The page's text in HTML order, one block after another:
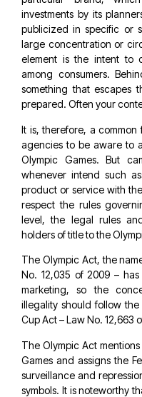
investments by its
publicized in specific or
large concentration or
element is the intent to
among consumers.
something that escapes
prepared. Often your
It is, therefore, a
agencies to be aware to
Olympic Games. But
whenever intend such
product or service with
respect the rules
level, the legal rules
holders of title to the
The Olympic Act, the
No. 12,035 of 2009 –
marketing, so the
illegality should follow
Cup Act – Law No. 12,663
The Olympic Act
Games and assigns the
surveillance and
symbols. It is noteworthy